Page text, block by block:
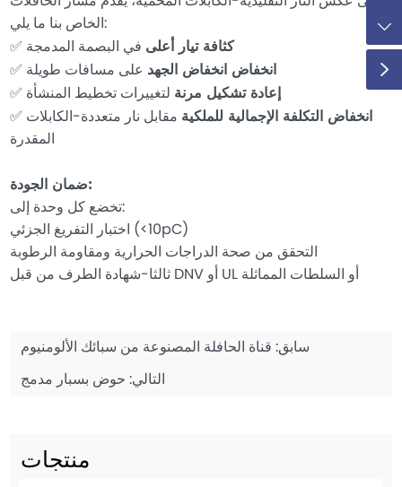
الخاص بنا ما يلي:
✅
كثافة تيار أعلى في البصمة المدمجة
✅
انخفاض انخفاض الجهد على مسافات طويلة
✅
إعادة تشكيل مرنة لتغييرات تخطيط المنشأة
✅
انخفاض التكلفة الإجمالية للملكية مقابل نار متعددة-الكابلات
المقدرة
ضمان الجودة:
تخضع كل وحدة إلى:
اختبار التفريغ الجزئي (<10pC)
التحقق من صحة الدراجات الحرارية ومقاومة الرطوبة
ثالثا-شهادة الطرف من قبل DNV أو UL أو السلطات المماثلة
سابق:قناة الحافلة المصنوعة من سبائك الألومنيوم
التالي:حوض بسبار مدمج
منتجات